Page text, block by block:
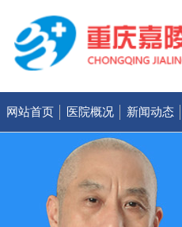
网站首页 医院概况 新闻动态